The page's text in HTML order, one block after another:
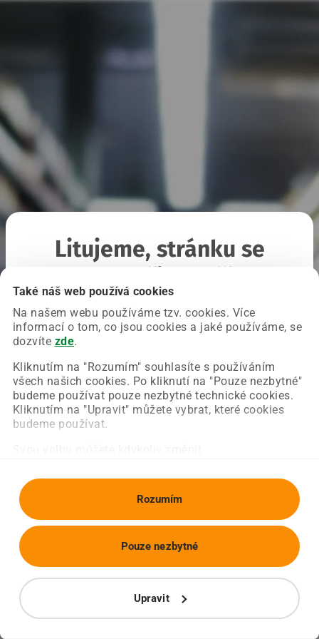
Také náš web používá cookies
Na našem webu používáme tzv. cookies. Více
informací o tom, co jsou cookies a jaké používáme, se
dozvíte zde.
Kliknutím na "Rozumím" souhlasíte s používáním
všech našich cookies. Po kliknutí na "Pouze nezbytné"
budeme používat pouze nezbytné technické cookies.
Kliknutím na "Upravit" můžete vybrat, které cookies
budeme používat.
Rozumím
Upravit
Pouze nezbytné
Litujeme, stránku se
Chyba nastala na naší straně a už ji opravujeme.
Zkuste prosím znovu načíst požadovanou stránku.
Obnovit stránku Úvodní strana